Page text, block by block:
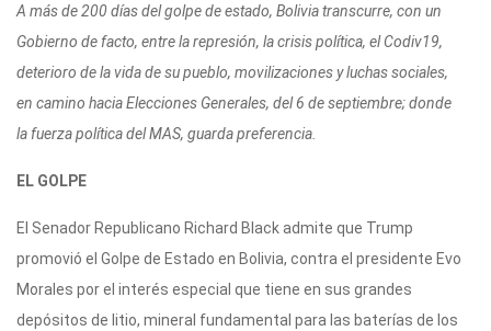
p o
k
r
A más de 200 días del golpe de estado, Bolivia transcurre, con un
Gobierno de facto, entre la represión, la crisis política, el Codiv19,
deterioro de la vida de su pueblo, movilizaciones y luchas sociales,
en camino hacia Elecciones Generales, del 6 de septiembre; donde
la fuerza política del MAS, guarda preferencia.
EL GOLPE
El Senador Republicano Richard Black admite que Trump
promovió el Golpe de Estado en Bolivia, contra el presidente Evo
Morales por el interés especial que tiene en sus grandes
depósitos de litio, mineral fundamental para las baterías de los